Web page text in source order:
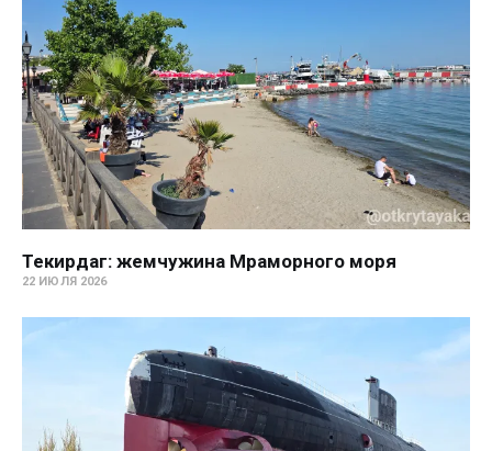
Текирдаг: жемчужина Мраморного моря
22 ИЮЛЯ 2026